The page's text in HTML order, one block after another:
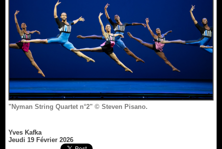
"Nyman String Quartet n°2" © Steven Pisano.
Yves Kafka
Jeudi 19 Février 2026